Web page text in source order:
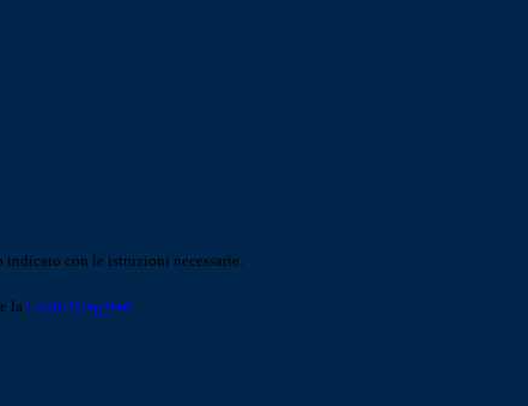
con le istruzioni necessarie.
la Login Spaggiari